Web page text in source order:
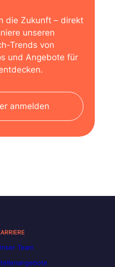
die Zukunft – direkt
unseren
Trends von
und Angebote für
anmelden
Team